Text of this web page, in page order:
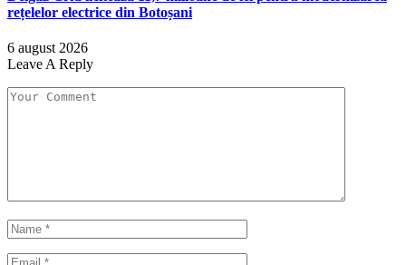
rețelelor electrice din Botoșani
6 august 2026
Leave A Reply